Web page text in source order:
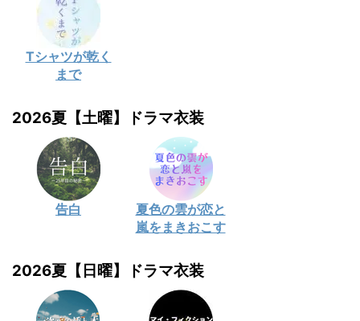
Tシャツが乾く
まで
2026夏【土曜】ドラマ衣装
告白
夏色の雲が恋と
嵐をまきおこす
2026夏【日曜】ドラマ衣装